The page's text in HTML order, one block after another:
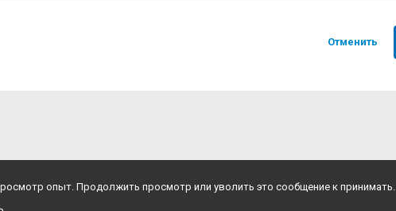
Отменить
опыт. Продолжить просмотр или уволить это сообщение к принимать.